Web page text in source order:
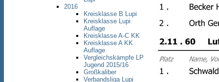
2016
Kreisklasse B Lupi
Kreisklasse Lupi
Auflage
Kreisklasse A-C KK
Kreisklasse A KK
Auflage
Vergleichskämpfe LP
Jugend 2015/16
Großkaliber
Verbandsliga Lupi